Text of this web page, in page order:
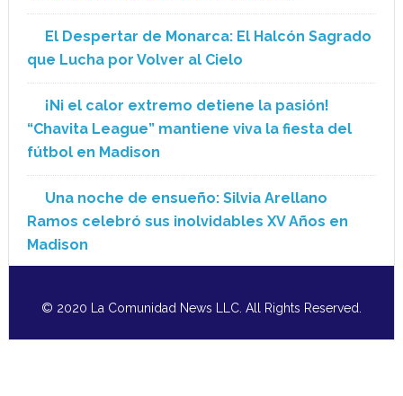
El Despertar de Monarca: El Halcón Sagrado
que Lucha por Volver al Cielo
¡Ni el calor extremo detiene la pasión!
“Chavita League” mantiene viva la fiesta del
fútbol en Madison
Una noche de ensueño: Silvia Arellano
Ramos celebró sus inolvidables XV Años en
Madison
© 2020 La Comunidad News LLC. All Rights Reserved.